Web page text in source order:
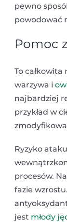
pewno
powodować
Pomoc
To
warzywa i
najbardziej
przykład w
Ryzyko
procesów.
fazie
jest młody